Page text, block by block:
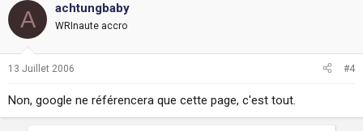
A achtungbaby
WRInaute accro
13 Juillet 2006 #4
Non, google ne référencera que cette page, c'est tout.